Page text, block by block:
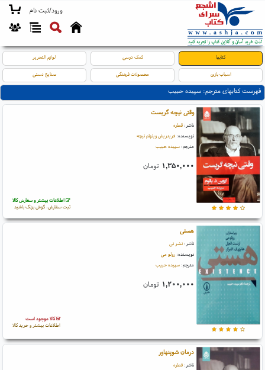
ورود/ثبت نام
کتابها کمک درسی لوازم التحریر
اسباب بازی محصولات فرهنگی صنایع دستی
فهرست کتابهای مترجم: سپیده حبیب
وقتی نیچه گریست
ناشر: قطره
نویسنده: فریدریش ویلهلم نیچه
مترجم: سپیده حبیب
۱,۳۵۰,۰۰۰ تومان
اطلاعات بیشتر و سفارش کالا
ثبت سفارش، گوش بزنگ باشید
هستی
ناشر: نشر نی
نویسنده: رولو می
مترجم: سپیده حبیب
۱,۲۰۰,۰۰۰ تومان
کالا موجود است
اطلاعات بیشتر و خرید کالا
درمان شوپنهاور
ناشر: قطره